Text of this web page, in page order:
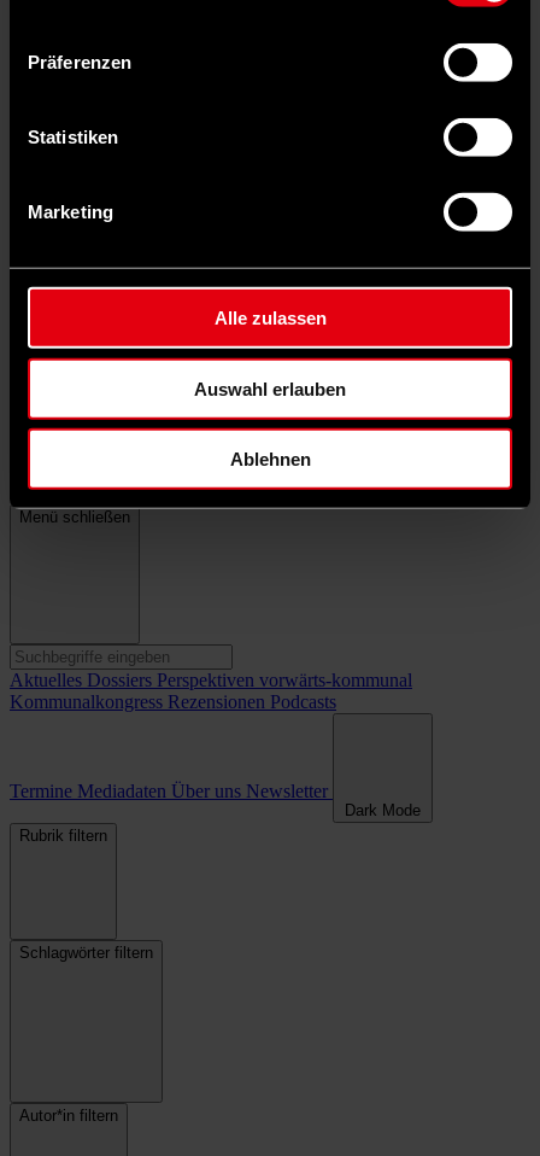
Präferenzen
Statistiken
Marketing
Alle zulassen
Auswahl erlauben
Ablehnen
Menü schließen
Aktuelles Dossiers Perspektiven vorwärts-kommunal
Kommunalkongress Rezensionen Podcasts
Termine Mediadaten Über uns Newsletter
Dark Mode
Rubrik filtern
Schlagwörter filtern
Autor*in filtern